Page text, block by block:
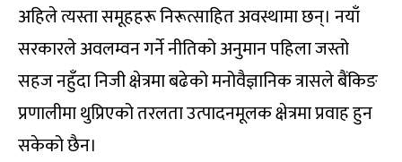
अहिले त्यस्ता समूहहरू निरूत्साहित अवस्थामा छन्। नयाँ
सरकारले अवलम्वन गर्ने नीतिको अनुमान पहिला जस्तो
सहज नहुँदा निजी क्षेत्रमा बढेको मनोवैज्ञानिक त्रासले बैंकिङ
प्रणालीमा थुप्रिएको तरलता उत्पादनमूलक क्षेत्रमा प्रवाह हुन
सकेको छैन।